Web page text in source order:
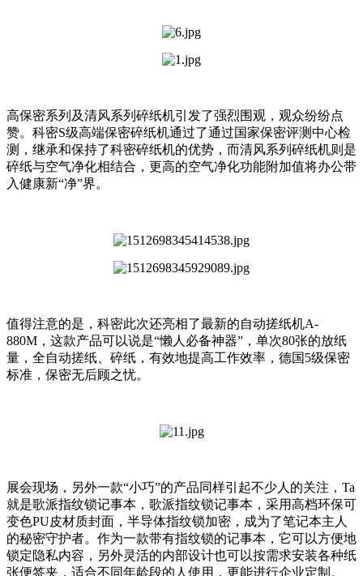
高保密系列及清风系列碎纸机引发了强烈围观，观众纷纷点
赞。科密S级高端保密碎纸机通过了通过国家保密评测中心检
测，继承和保持了科密碎纸机的优势，而清风系列碎纸机则是
碎纸与空气净化相结合，更高的空气净化功能附加值将办公带
入健康新“净”界。
值得注意的是，科密此次还亮相了最新的自动搓纸机A-
880M，这款产品可以说是“懒人必备神器”，单次80张的放纸
量，全自动搓纸、碎纸，有效地提高工作效率，德国5级保密
标准，保密无后顾之忧。
展会现场，另外一款“小巧”的产品同样引起不少人的关注，Ta
就是歌派指纹锁记事本，歌派指纹锁记事本，采用高档环保可
变色PU皮材质封面，半导体指纹锁加密，成为了笔记本主人
的秘密守护者。作为一款带有指纹锁的记事本，它可以方便地
锁定隐私内容，另外灵活的内部设计也可以按需求安装各种纸
张便签夹，适合不同年龄段的人使用，更能进行企业定制。